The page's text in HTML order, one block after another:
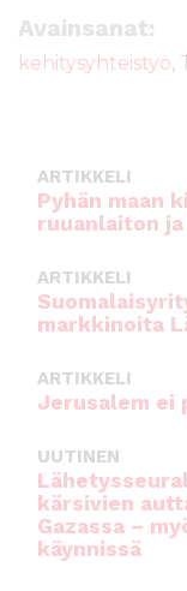
e
b
k
te
r
Avainsanat:
kehitysyhteistyö,
ARTIKKELI
Pyhän maan
ruuanlaiton
ARTIKKELI
markkinoita
ARTIKKELI
Jerusalem ei
UUTINEN
kärsivien
Gazassa –
käynnissä